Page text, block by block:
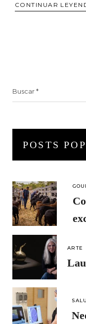
CONTINUAR
POSTS
ARTE